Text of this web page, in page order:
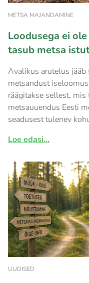
METSA MAJANDAMINE
Loodusega ei
tasub metsa
Avalikus arutelus jääb
metsandust
räägitakse sellest,
metsauuendus Eesti
seadusest tulenev
Loe edasi...
UUDISED